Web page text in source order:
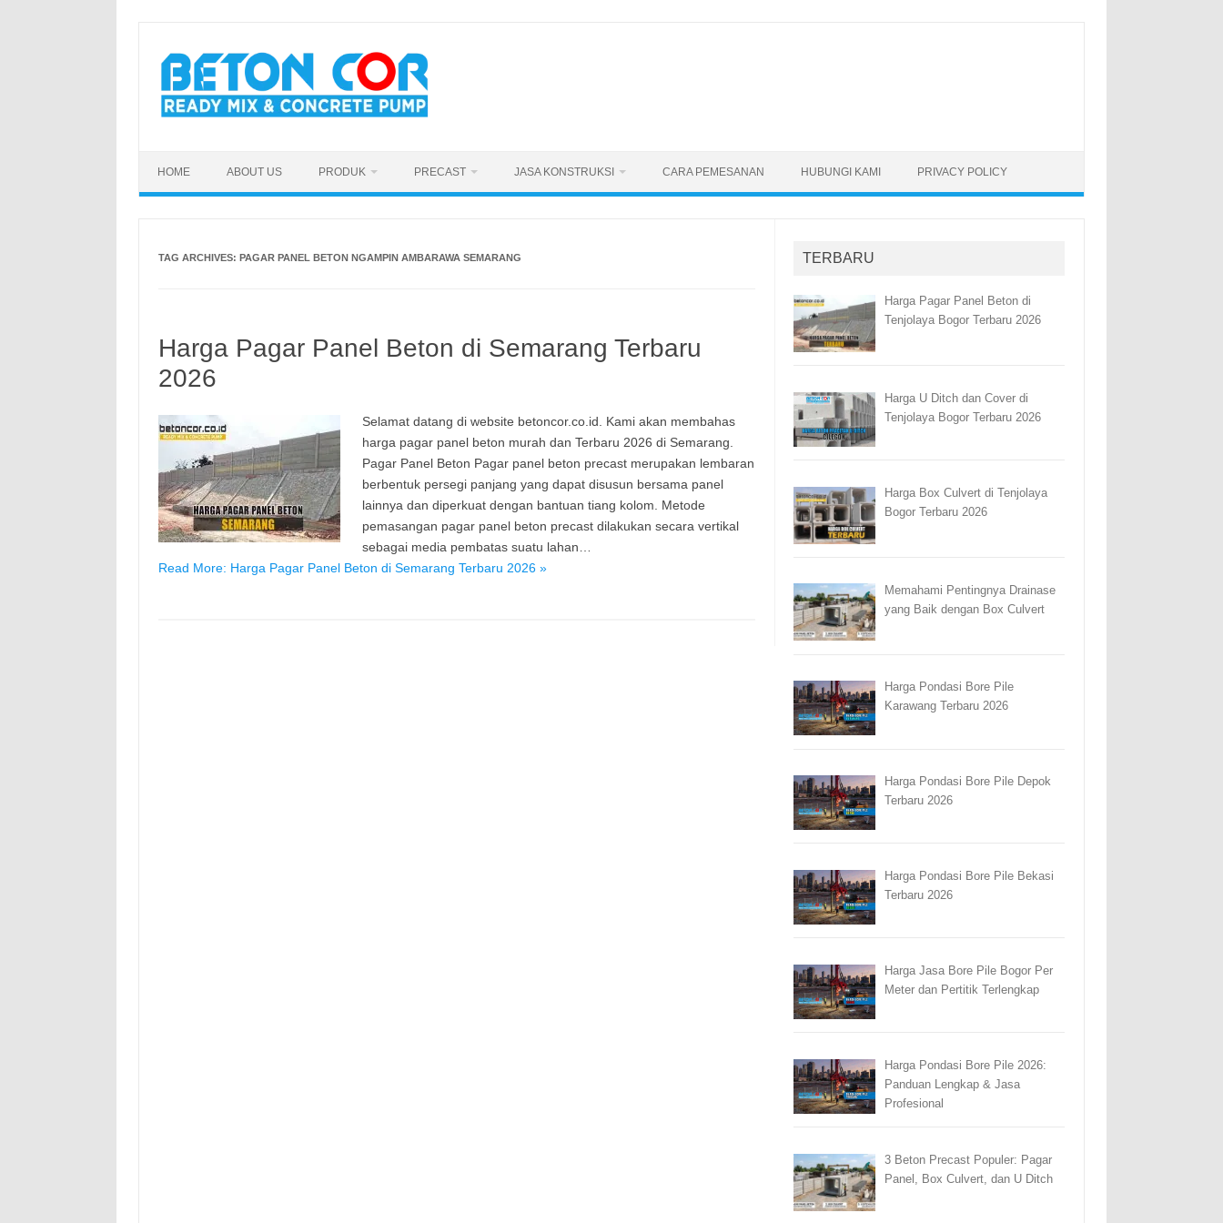
content
HOME ABOUT US PRODUK PRECAST JASA KONSTRUKSI CARA PEMESANAN HUBUNGI KAMI PRIVACY POLICY
TAG ARCHIVES: PAGAR PANEL BETON NGAMPIN AMBARAWA SEMARANG
Harga Pagar Panel Beton di Semarang Terbaru
2026
Selamat datang di website betoncor.co.id. Kami akan membahas
harga pagar panel beton murah dan Terbaru 2026 di Semarang.
Pagar Panel Beton Pagar panel beton precast merupakan lembaran
berbentuk persegi panjang yang dapat disusun bersama panel
lainnya dan diperkuat dengan bantuan tiang kolom. Metode
pemasangan pagar panel beton precast dilakukan secara vertikal
sebagai media pembatas suatu lahan…
Read More: Harga Pagar Panel Beton di Semarang Terbaru 2026 »
TERBARU
Harga Pagar Panel Beton di
Tenjolaya Bogor Terbaru 2026
Harga U Ditch dan Cover di
Tenjolaya Bogor Terbaru 2026
Harga Box Culvert di Tenjolaya
Bogor Terbaru 2026
Memahami Pentingnya Drainase
yang Baik dengan Box Culvert
Harga Pondasi Bore Pile
Karawang Terbaru 2026
Harga Pondasi Bore Pile Depok
Terbaru 2026
Harga Pondasi Bore Pile Bekasi
Terbaru 2026
Harga Jasa Bore Pile Bogor Per
Meter dan Pertitik Terlengkap
Harga Pondasi Bore Pile 2026:
Panduan Lengkap & Jasa
Profesional
3 Beton Precast Populer: Pagar
Panel, Box Culvert, dan U Ditch